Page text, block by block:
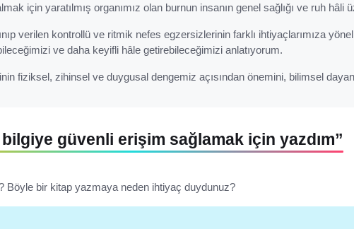
için yaratılmış organımız olan burnun insanın genel sağlığı ve ruh
verilen kontrollü ve ritmik nefes egzersizlerinin farklı ihtiyaçlarımıza
ve daha keyifli hâle getirebileceğimizi anlatıyorum.
fiziksel, zihinsel ve duygusal dengemiz açısından önemini, bilimsel
bilgiye güvenli erişim sağlamak için yazdım”
Böyle bir kitap yazmaya neden ihtiyaç duydunuz?